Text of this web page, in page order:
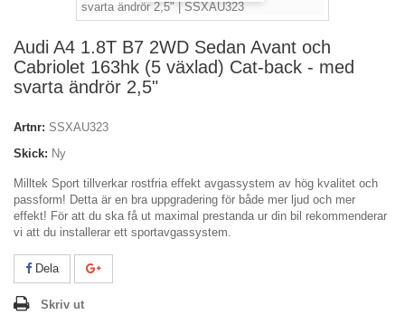
Audi A4 1.8T B7 2WD Sedan Avant och
Cabriolet 163hk (5 växlad) Cat-back - med
svarta ändrör 2,5"
Artnr: SSXAU323
Skick: Ny
Milltek Sport tillverkar rostfria effekt avgassystem av hög kvalitet och
passform! Detta är en bra uppgradering för både mer ljud och mer
effekt! För att du ska få ut maximal prestanda ur din bil rekommenderar
vi att du installerar ett sportavgassystem.
Dela
Skriv ut